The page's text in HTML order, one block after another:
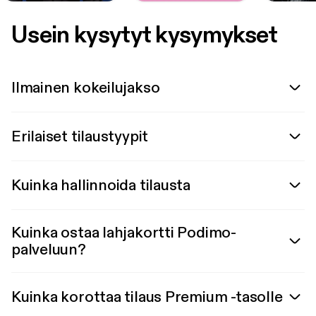
Usein kysytyt kysymykset
Ilmainen kokeilujakso
Erilaiset tilaustyypit
Kuinka hallinnoida tilausta
Kuinka ostaa lahjakortti Podimo-
palveluun?
Kuinka korottaa tilaus Premium -tasolle